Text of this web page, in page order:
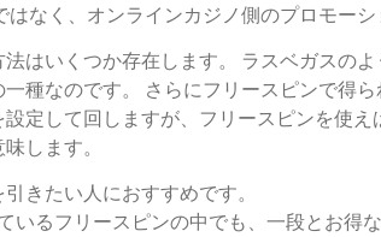
なく、オンラインカジノ側のプロモーシ
はいくつか存在します。 ラスベガスの
種なのです。 さらにフリースピンで得
定して回しますが、フリースピンを使
します。
きたい人におすすめです。
いるフリースピンの中でも、一段とお得